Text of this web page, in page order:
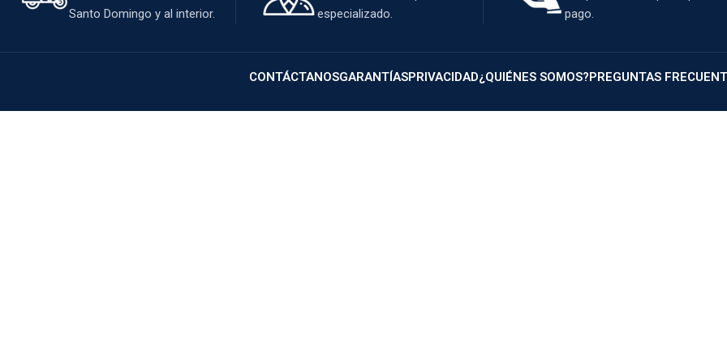
Santo Domingo y al interior.
especializado.
pago.
CONTÁCTANOSGARANTÍASPRIVACIDAD¿QUIÉNES SOMOS?PREGUNTAS